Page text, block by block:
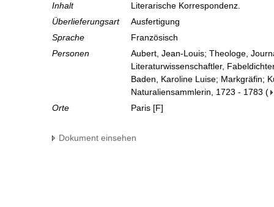
Inhalt
Literarische Korrespondenz.
Überlieferungsart
Ausfertigung
Sprache
Französisch
Personen
Aubert, Jean-Louis; Theologe,
Literaturwissenschaftler,
Baden, Karoline Luise; Markgräfin;
Naturaliensammlerin, 1723 - 1783 (
Orte
Paris [F]
Dokument einsehen